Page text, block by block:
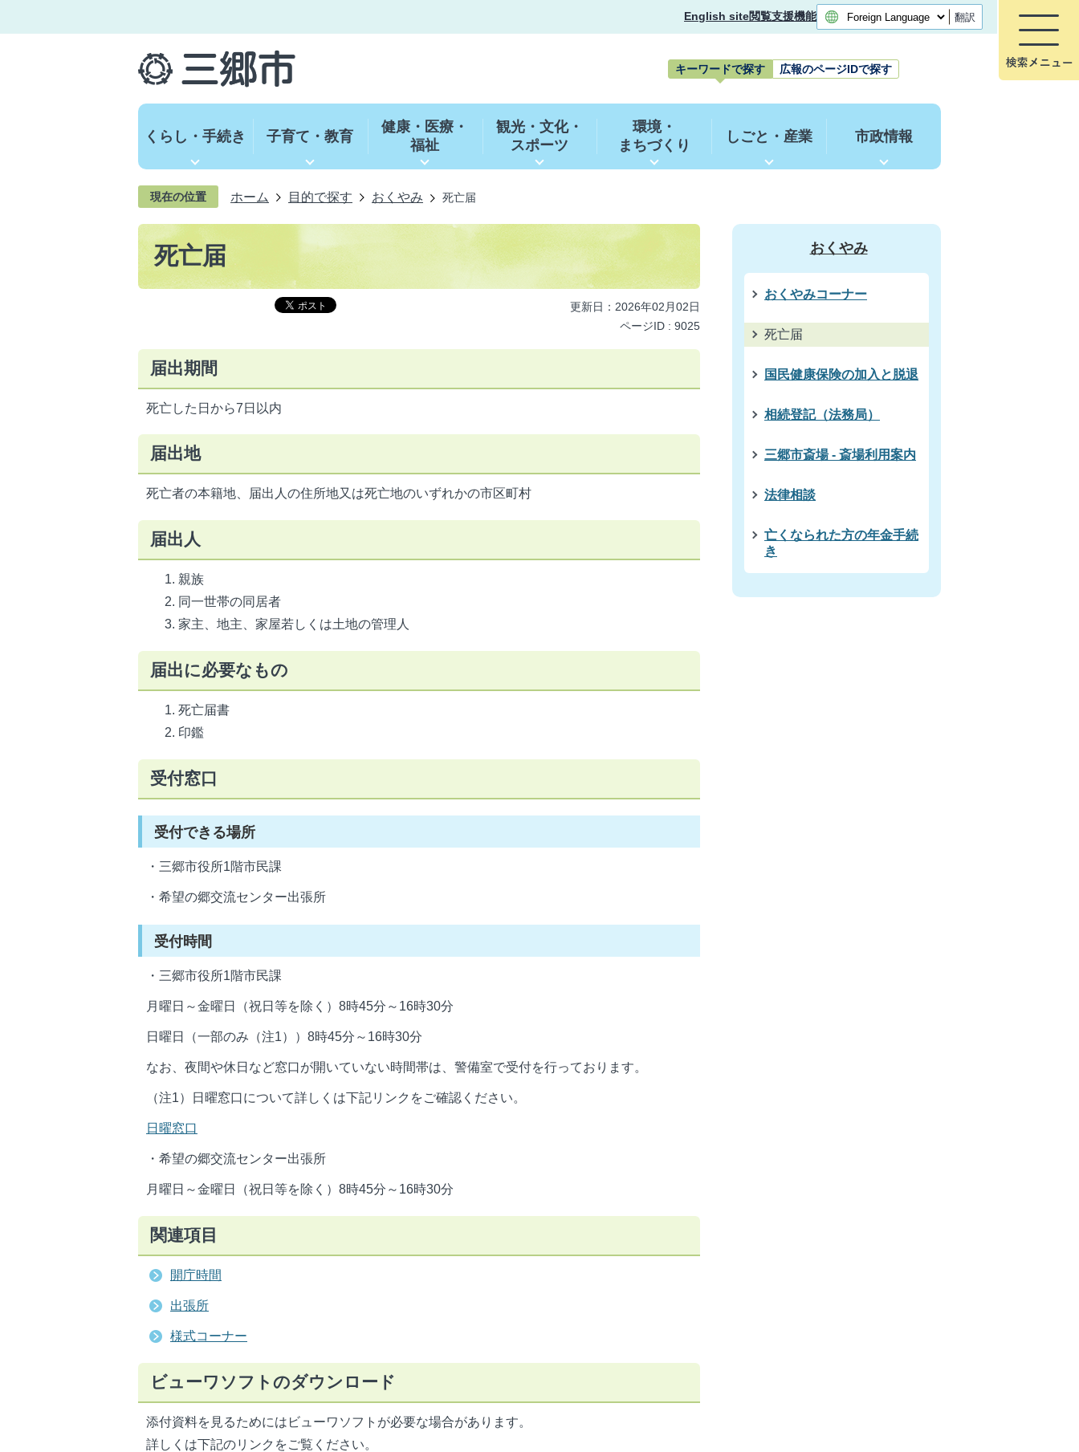
English site閲覧支援機能 翻訳
キーワードで探す 広報のページIDで探す
ワ
ー
くらし・手続き 子育て・教育
健康・医療・
福祉
観光・文化・
スポーツ
環境・
まちづくり
しごと・産業 市政情報
現在の位置 ホーム 目的で探す おくやみ 死亡届
死亡届
更新日：2026年02月02日
ページID : 9025
届出期間
死亡した日から7日以内
届出地
死亡者の本籍地、届出人の住所地又は死亡地のいずれかの市区町村
届出人
親族
同一世帯の同居者
家主、地主、家屋若しくは土地の管理人
届出に必要なもの
死亡届書
印鑑
受付窓口
受付できる場所
・三郷市役所1階市民課
・希望の郷交流センター出張所
受付時間
・三郷市役所1階市民課
月曜日～金曜日（祝日等を除く）8時45分～16時30分
日曜日（一部のみ（注1））8時45分～16時30分
なお、夜間や休日など窓口が開いていない時間帯は、警備室で受付を行っております。
（注1）日曜窓口について詳しくは下記リンクをご確認ください。
日曜窓口
・希望の郷交流センター出張所
月曜日～金曜日（祝日等を除く）8時45分～16時30分
関連項目
開庁時間
出張所
様式コーナー
ビューワソフトのダウンロード
添付資料を見るためにはビューワソフトが必要な場合があります。
詳しくは下記のリンクをご覧ください。
おくやみ
おくやみコーナー
死亡届
国民健康保険の加入と脱退
相続登記（法務局）
三郷市斎場 - 斎場利用案内
法律相談
亡くなられた方の年金手続
き